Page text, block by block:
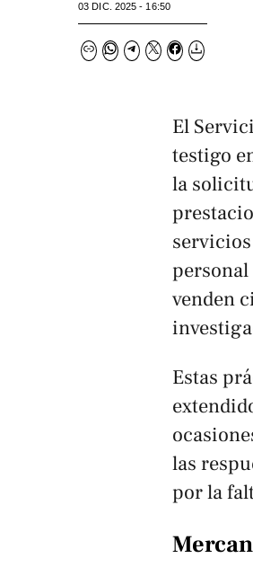
03 DIC. 2025 - 16:50
El
testigo
la
venden
Estas
las
por la